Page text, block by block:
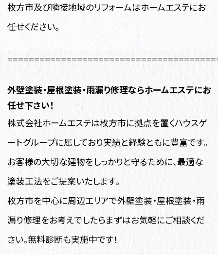
枚方市及び隣接地域のリフォームはホームエステにお
任せください。
外壁塗装・屋根塗装・雨漏り修理ならホームエステにお
任せ下さい！
株式会社ホームエステは枚方市に拠点を置くハウスゲ
ートグループに属しており実績と経験ともに豊富です。
お客様の大切な建物をしっかりと守るために、最適な
塗装工法をご提案いたします。
枚方市を中心に周辺エリアで外壁塗装・屋根塗装・雨
漏り修理をお考えでしたらまずはお気軽にご相談くだ
さい。無料診断も実施中です！